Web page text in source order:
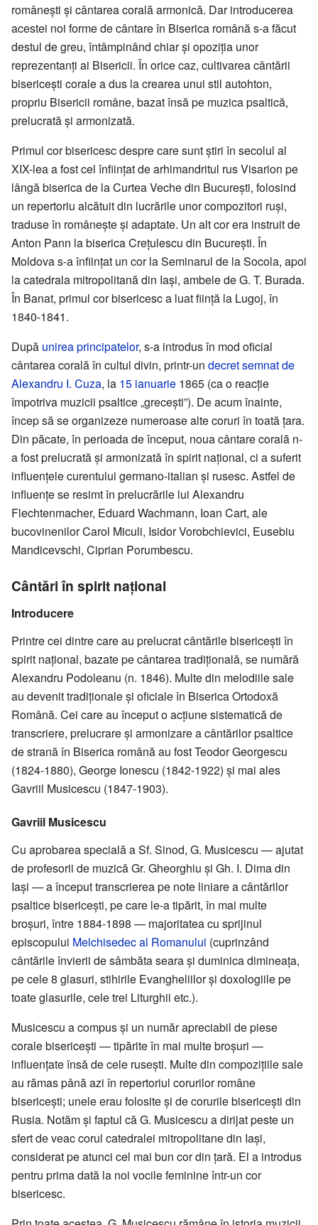
românești și cântarea corală armonică. Dar introducerea
acestei noi forme de cântare în Biserica română s-a făcut
destul de greu, întâmpinând chiar și opoziția unor
reprezentanți ai Bisericii. În orice caz, cultivarea cântării
bisericești corale a dus la crearea unui stil autohton,
propriu Bisericii române, bazat însă pe muzica psaltică,
prelucrată și armonizată.
Primul cor bisericesc despre care sunt știri în secolul al
XIX-lea a fost cel înființat de arhimandritul rus Visarion pe
lângă biserica de la Curtea Veche din București, folosind
un repertoriu alcătuit din lucrările unor compozitori ruși,
traduse în românește și adaptate. Un alt cor era instruit de
Anton Pann la biserica Crețulescu din București. În
Moldova s-a înființat un cor la Seminarul de la Socola, apoi
la catedrala mitropolitană din Iași, ambele de G. T. Burada.
În Banat, primul cor bisericesc a luat ființă la Lugoj, în
1840-1841.
După unirea principatelor, s-a introdus în mod oficial
cântarea corală în cultul divin, printr-un decret semnat de
Alexandru I. Cuza, la 15 ianuarie 1865 (ca o reacție
împotriva muzicii psaltice „grecești”). De acum înainte,
încep să se organizeze numeroase alte coruri în toată țara.
Din păcate, în perioada de început, noua cântare corală n-
a fost prelucrată și armonizată în spirit național, ci a suferit
influențele curentului germano-italian și rusesc. Astfel de
influențe se resimt în prelucrările lui Alexandru
Flechtenmacher, Eduard Wachmann, Ioan Cart, ale
bucovinenilor Carol Miculi, Isidor Vorobchievici, Eusebiu
Mandicevschi, Ciprian Porumbescu.
Cântări în spirit național
Introducere
Printre cei dintre care au prelucrat cântările bisericești în
spirit național, bazate pe cântarea tradițională, se numără
Alexandru Podoleanu (n. 1846). Multe din melodiile sale
au devenit tradiționale și oficiale în Biserica Ortodoxă
Română. Cei care au început o acțiune sistematică de
transcriere, prelucrare și armonizare a cântărilor psaltice
de strană în Biserica română au fost Teodor Georgescu
(1824-1880), George Ionescu (1842-1922) și mai ales
Gavriil Musicescu (1847-1903).
Gavriil Musicescu
Cu aprobarea specială a Sf. Sinod, G. Musicescu — ajutat
de profesorii de muzică Gr. Gheorghiu și Gh. I. Dima din
Iași — a început transcrierea pe note liniare a cântărilor
psaltice bisericești, pe care le-a tipărit, în mai multe
broșuri, între 1884-1898 — majoritatea cu sprijinul
episcopului Melchisedec al Romanului (cuprinzând
cântările învierii de sâmbăta seara și duminica dimineața,
pe cele 8 glasuri, stihirile Evangheliilor și doxologiile pe
toate glasurile, cele trei Liturghii etc.).
Musicescu a compus și un număr apreciabil de piese
corale bisericești — tipărite în mai multe broșuri —
influențate însă de cele rusești. Multe din compozițiile sale
au rămas până azi în repertoriul corurilor române
bisericești; unele erau folosite și de corurile bisericești din
Rusia. Notăm și faptul că G. Musicescu a dirijat peste un
sfert de veac corul catedralei mitropolitane din Iași,
considerat pe atunci cel mai bun cor din țară. El a introdus
pentru prima dată la noi vocile feminine într-un cor
bisericesc.